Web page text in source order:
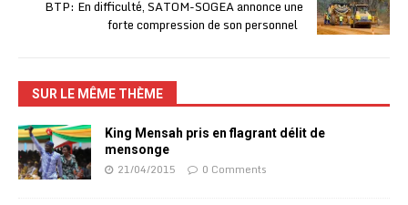
BTP: En difficulté, SATOM-SOGEA annonce une
forte compression de son personnel
SUR LE MÊME THÈME
King Mensah pris en flagrant délit de
mensonge
21/04/2015 0 Comments